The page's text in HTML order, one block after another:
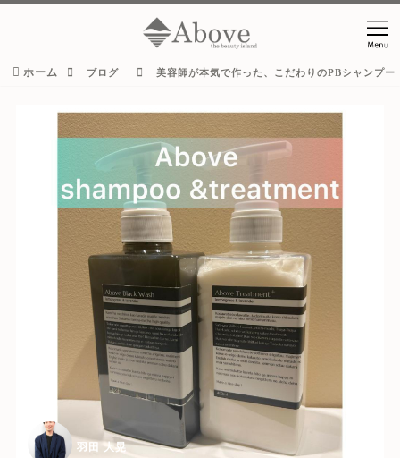
ホーム ブログ 美容師が本気で作った、こだわりのPBシャンプー
羽田 大晃